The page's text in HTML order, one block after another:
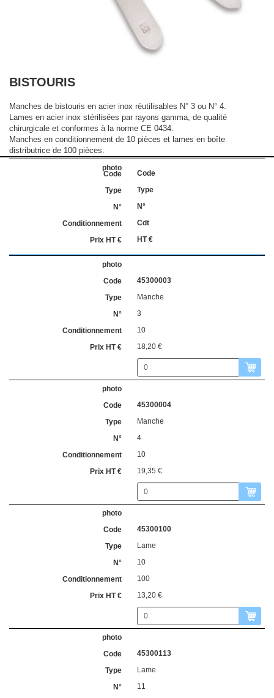
BISTOURIS
Manches de bistouris en acier inox réutilisables N° 3 ou N° 4.
Lames en acier inox stérilisées par rayons gamma, de qualité
chirurgicale et conformes à la norme CE 0434.
Manches en conditionnement de 10 pièces et lames en boîte
distributrice de 100 pièces.
Code
Type
N°
Cdt
HT €
45300003
Manche
3
10
18,20 €
45300004
Manche
4
10
19,35 €
45300100
Lame
10
100
13,20 €
45300113
Lame
11